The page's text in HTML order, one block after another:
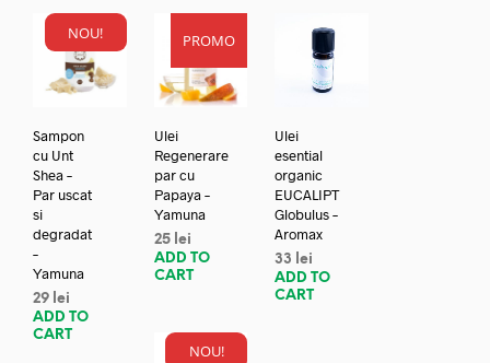
NOU!
Sampon
cu Unt
Shea –
Par uscat
si
degradat
–
Yamuna
29 lei
ADD TO
CART
PROMO
Ulei
Regenerare
par cu
Papaya –
Yamuna
25 lei
ADD TO
CART
Ulei
esential
organic
EUCALIPT
Globulus –
Aromax
33
lei
ADD TO
CART
NOU!